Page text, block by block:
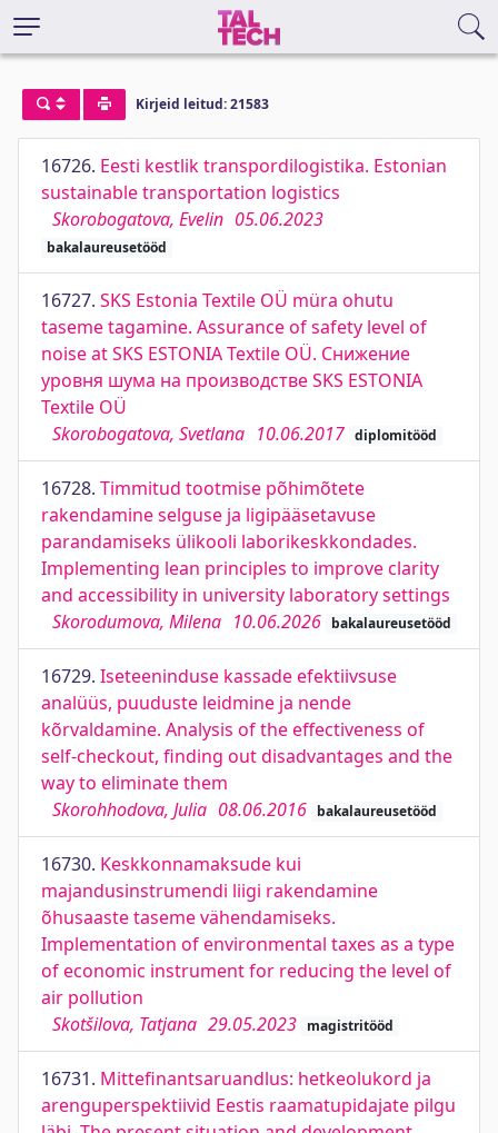
Kirjeid leitud: 21583
16726. Eesti kestlik transpordilogistika. Estonian
sustainable transportation logistics
Skorobogatova, Evelin 05.06.2023
bakalaureusetööd
16727. SKS Estonia Textile OÜ müra ohutu
taseme tagamine. Assurance of safety level of
noise at SKS ESTONIA Textile OÜ. Снижение
уровня шума на производстве SKS ESTONIA
Textile OÜ
Skorobogatova, Svetlana 10.06.2017 diplomitööd
16728. Timmitud tootmise põhimõtete
rakendamine selguse ja ligipääsetavuse
parandamiseks ülikooli laborikeskkondades.
Implementing lean principles to improve clarity
and accessibility in university laboratory settings
Skorodumova, Milena 10.06.2026 bakalaureusetööd
16729. Iseteeninduse kassade efektiivsuse
analüüs, puuduste leidmine ja nende
kõrvaldamine. Analysis of the effectiveness of
self-checkout, finding out disadvantages and the
way to eliminate them
Skorohhodova, Julia 08.06.2016 bakalaureusetööd
16730. Keskkonnamaksude kui
majandusinstrumendi liigi rakendamine
õhusaaste taseme vähendamiseks.
Implementation of environmental taxes as a type
of economic instrument for reducing the level of
air pollution
Skotšilova, Tatjana 29.05.2023 magistritööd
16731. Mittefinantsaruandlus: hetkeolukord ja
arenguperspektiivid Eestis raamatupidajate pilgu